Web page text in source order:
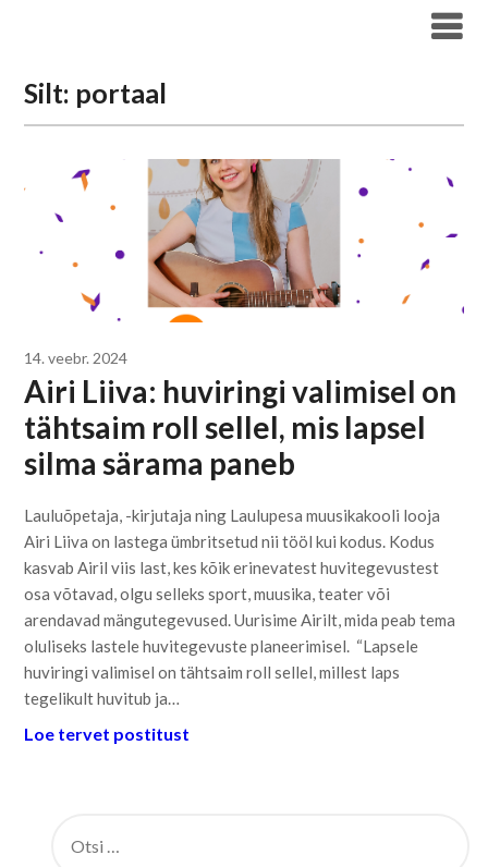
Silt: portaal
14. veebr. 2024
Airi Liiva: huviringi valimisel on
tähtsaim roll sellel, mis lapsel
silma särama paneb
Lauluõpetaja, -kirjutaja ning Laulupesa muusikakooli looja
Airi Liiva on lastega ümbritsetud nii tööl kui kodus. Kodus
kasvab Airil viis last, kes kõik erinevatest huvitegevustest
osa võtavad, olgu selleks sport, muusika, teater või
arendavad mängutegevused. Uurisime Airilt, mida peab tema
oluliseks lastele huvitegevuste planeerimisel. “Lapsele
huviringi valimisel on tähtsaim roll sellel, millest laps
tegelikult huvitub ja…
Loe tervet postitust